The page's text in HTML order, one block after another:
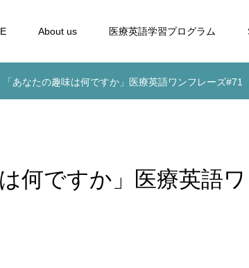
About us 医療英語学習プログラム
「あなたの趣味は何ですか」医療英語ワンフレーズ#71
何ですか」医療英語ワ